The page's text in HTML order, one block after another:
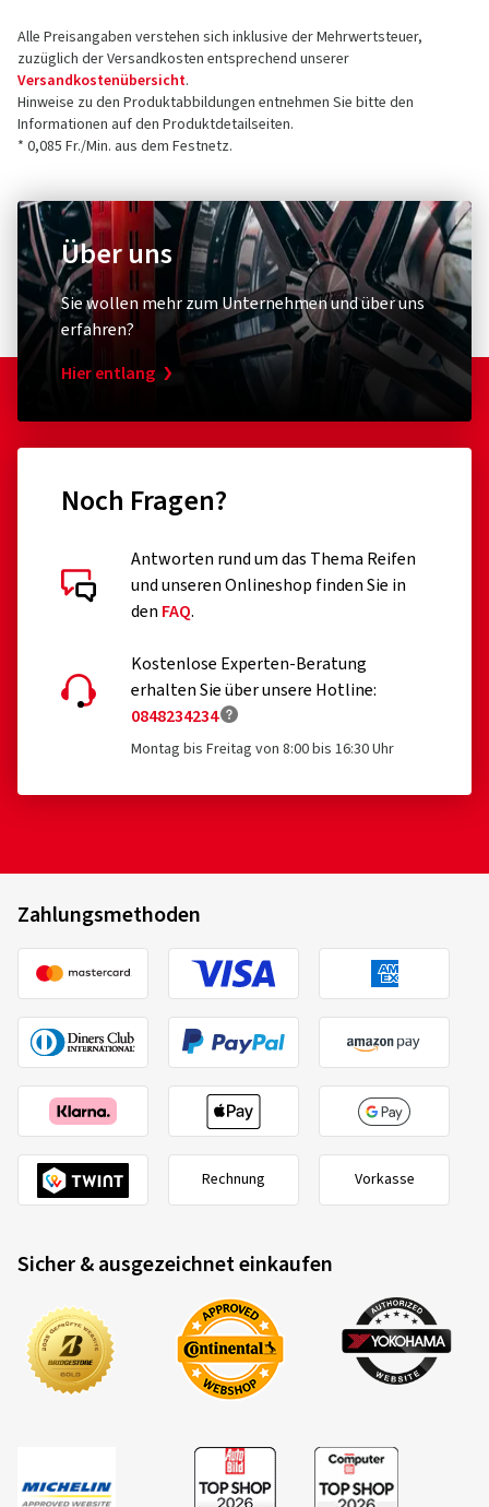
Alle Preisangaben verstehen sich inklusive der Mehrwertsteuer,
zuzüglich der Versandkosten entsprechend unserer
Versandkostenübersicht.
Hinweise zu den Produktabbildungen entnehmen Sie bitte den
Informationen auf den Produktdetailseiten.
* 0,085 Fr./Min. aus dem Festnetz.
Über uns
Sie wollen mehr zum Unternehmen und über uns
erfahren?
Hier entlang
Noch Fragen?
Antworten rund um das Thema Reifen
und unseren Onlineshop finden Sie in
den FAQ.
Kostenlose Experten-Beratung
erhalten Sie über unsere Hotline:
0848234234
Montag bis Freitag von 8:00 bis 16:30 Uhr
Zahlungsmethoden
Rechnung Vorkasse
Sicher & ausgezeichnet einkaufen